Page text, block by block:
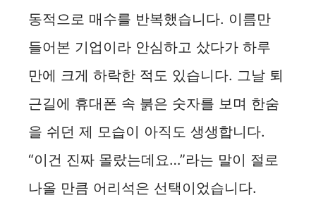
동적으로 매수를 반복했습니다. 이름만
들어본 기업이라 안심하고 샀다가 하루
만에 크게 하락한 적도 있습니다. 그날 퇴
근길에 휴대폰 속 붉은 숫자를 보며 한숨
을 쉬던 제 모습이 아직도 생생합니다.
“이건 진짜 몰랐는데요…”라는 말이 절로
나올 만큼 어리석은 선택이었습니다.